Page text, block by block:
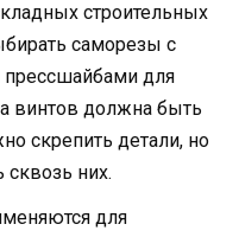
строительных
саморезы с
прессшайбами для
винтов должна быть
скрепить детали, но
сквозь них.
для